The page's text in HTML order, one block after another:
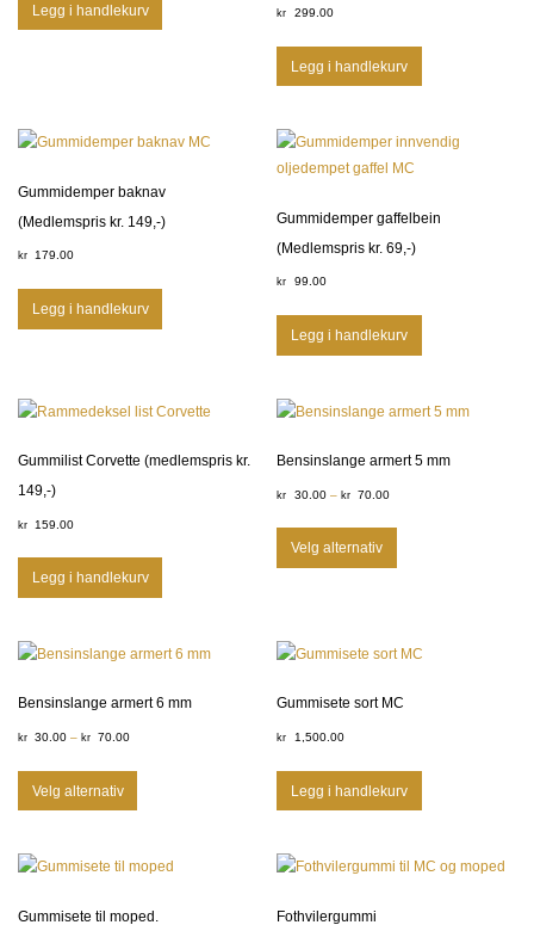
Legg i handlekurv kr 299.00
Legg i handlekurv
Gummidemper baknav
(Medlemspris kr. 149,-)
kr 179.00
Legg i handlekurv
Gummidemper gaffelbein
(Medlemspris kr. 69,-)
kr 99.00
Legg i handlekurv
Gummilist Corvette (medlemspris kr.
149,-)
kr 159.00
Legg i handlekurv
Bensinslange armert 5 mm
kr 30.00 – kr 70.00
Velg alternativ
Bensinslange armert 6 mm
kr 30.00 – kr 70.00
Velg alternativ
Gummisete sort MC
kr 1,500.00
Legg i handlekurv
Gummisete til moped. Fothvilergummi